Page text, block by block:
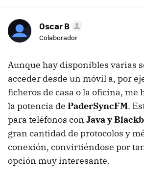
Oscar B
Colaborador
Aunque hay disponibles varias
acceder desde un móvil a, por
ficheros de casa o la oficina, me
la potencia de PaderSyncFM.
para teléfonos con Java y
gran cantidad de protocolos y
conexión, convirtiéndose por
opción muy interesante.